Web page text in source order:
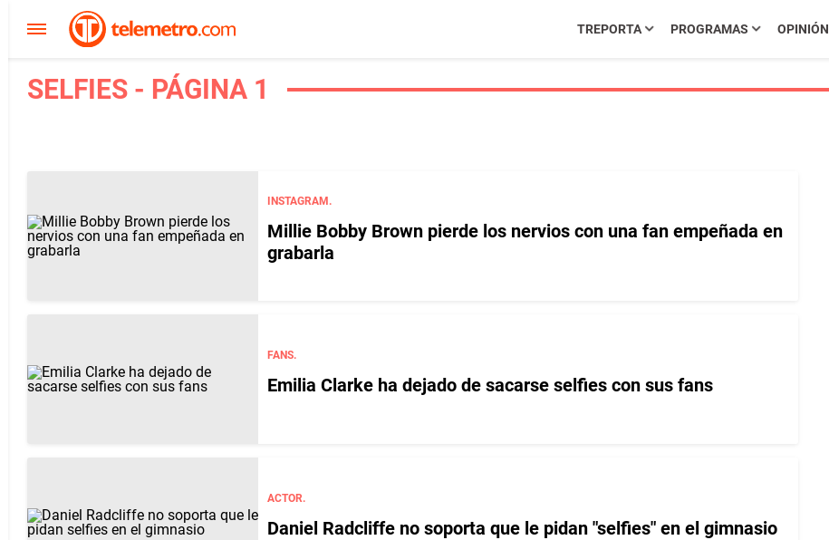
TREPORTA PROGRAMAS OPINIÓN
SELFIES - PÁGINA 1
INSTAGRAM.
Millie Bobby Brown pierde los nervios con una fan empeñada en
grabarla
FANS.
Emilia Clarke ha dejado de sacarse selfies con sus fans
ACTOR.
Daniel Radcliffe no soporta que le pidan "selfies" en el gimnasio